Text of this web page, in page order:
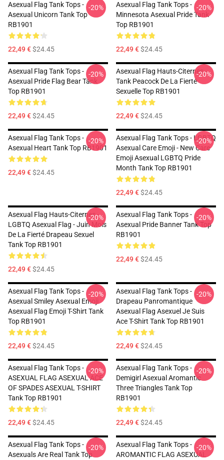
Asexual Flag Tank Tops -
Asexual Unicorn Tank Top
RB1901
22,49 €$24.45
-20%
Asexual Flag Tank Tops -
Minnesota Asexual Pride Tank
Top RB1901
22,49 €$24.45
-20%
Asexual Flag Tank Tops -
Asexual Pride Flag Bear Tank
Top RB1901
22,49 €$24.45
-20%
Asexual Flag Hauts-Citernes -
Tank Peacock De La Fierté
Sexuelle Top RB1901
22,49 €$24.45
-20%
Asexual Flag Tank Tops -
Asexual Heart Tank Top RB1901
22,49 €$24.45
-20%
Asexual Flag Tank Tops - LGBTQ
Asexual Care Emoji - New Care
Emoji Asexual LGBTQ Pride
Month Tank Top RB1901
22,49 €$24.45
-20%
Asexual Flag Hauts-Citernes -
LGBTQ Asexual Flag - Juin Mois
De La Fierté Drapeau Sexuel
Tank Top RB1901
22,49 €$24.45
-20%
Asexual Flag Tank Tops -
Asexual Pride Banner Tank Top
RB1901
22,49 €$24.45
-20%
Asexual Flag Tank Tops -
Asexual Smiley Asexual Emoji
Asexual Flag Emoji T-Shirt Tank
Top RB1901
22,49 €$24.45
-20%
Asexual Flag Tank Tops -
Drapeau Panromantique
Asexual Flag Asexuel Je Suis
Ace T-Shirt Tank Top RB1901
22,49 €$24.45
-20%
Asexual Flag Tank Tops -
ASEXUAL FLAG ASEXUAL ACE
OF SPADES ASEXUAL T-SHIRT
Tank Top RB1901
22,49 €$24.45
-20%
Asexual Flag Tank Tops -
Demigirl Asexual Aromantic
Three Triangles Tank Top
RB1901
22,49 €$24.45
-20%
Asexual Flag Tank Tops -
Asexuals Are Real Tank Top
-20%
Asexual Flag Tank Tops -
AROMANTIC FLAG ASEXUAL
-20%